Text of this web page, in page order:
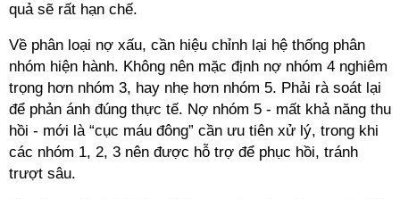
quả sẽ rất hạn chế.
Về phân loại nợ xấu, cần hiệu chỉnh lại hệ thống phân
nhóm hiện hành. Không nên mặc định nợ nhóm 4 nghiêm
trọng hơn nhóm 3, hay nhẹ hơn nhóm 5. Phải rà soát lại
để phản ánh đúng thực tế. Nợ nhóm 5 - mất khả năng thu
hồi - mới là “cục máu đông” cần ưu tiên xử lý, trong khi
các nhóm 1, 2, 3 nên được hỗ trợ để phục hồi, tránh
trượt sâu.